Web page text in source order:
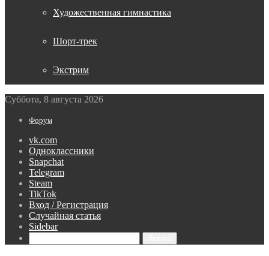
Художественная гимнастика
Шорт-трек
Экстрим
Суббота, 8 августа 2026
Форум
vk.com
Одноклассники
Snapchat
Telegram
Steam
TikTok
Вход / Регистрация
Случайная статья
Sidebar